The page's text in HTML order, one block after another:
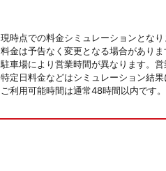
現時点での料金シミュレーションとなり
料金は予告なく変更となる場合がありま
駐車場により営業時間が異なります。
特定日料金などはシミュレーション結
ご利用可能時間は通常48時間以内です